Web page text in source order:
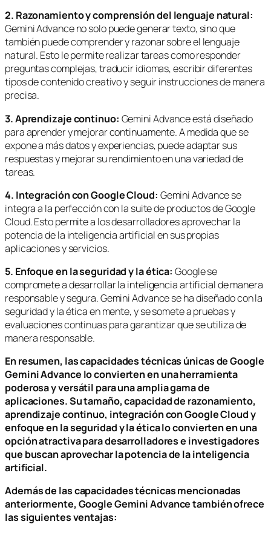
2. Razonamiento y comprensión del lenguaje natural:
Gemini Advance no solo puede generar texto, sino que
también puede comprender y razonar sobre el lenguaje
natural. Esto le permite realizar tareas como responder
preguntas complejas, traducir idiomas, escribir diferentes
tipos de contenido creativo y seguir instrucciones de manera
precisa.
3. Aprendizaje continuo: Gemini Advance está diseñado
para aprender y mejorar continuamente. A medida que se
expone a más datos y experiencias, puede adaptar sus
respuestas y mejorar su rendimiento en una variedad de
tareas.
4. Integración con Google Cloud: Gemini Advance se
integra a la perfección con la suite de productos de Google
Cloud. Esto permite a los desarrolladores aprovechar la
potencia de la inteligencia artificial en sus propias
aplicaciones y servicios.
5. Enfoque en la seguridad y la ética: Google se
compromete a desarrollar la inteligencia artificial de manera
responsable y segura. Gemini Advance se ha diseñado con la
seguridad y la ética en mente, y se somete a pruebas y
evaluaciones continuas para garantizar que se utiliza de
manera responsable.
En resumen, las capacidades técnicas únicas de Google
Gemini Advance lo convierten en una herramienta
poderosa y versátil para una amplia gama de
aplicaciones. Su tamaño, capacidad de razonamiento,
aprendizaje continuo, integración con Google Cloud y
enfoque en la seguridad y la ética lo convierten en una
opción atractiva para desarrolladores e investigadores
que buscan aprovechar la potencia de la inteligencia
artificial.
Además de las capacidades técnicas mencionadas
anteriormente, Google Gemini Advance también ofrece
las siguientes ventajas: